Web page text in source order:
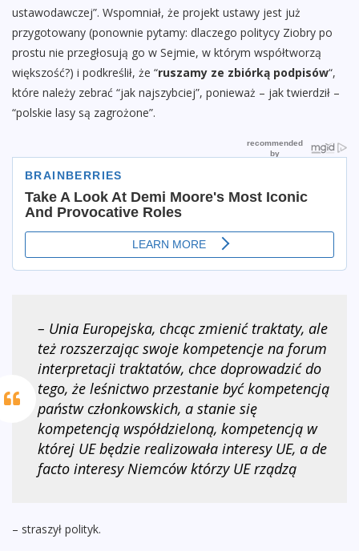
ustawodawczej”. Wspomniał, że projekt ustawy jest już
przygotowany (ponownie pytamy: dlaczego politycy Ziobry po
prostu nie przegłosują go w Sejmie, w którym współtworzą
większość?) i podkreślił, że “ruszamy ze zbiórką podpisów“,
które należy zebrać “jak najszybciej”, ponieważ – jak twierdził –
“polskie lasy są zagrożone”.
– Unia Europejska, chcąc zmienić traktaty, ale
też rozszerzając swoje kompetencje na forum
interpretacji traktatów, chce doprowadzić do
tego, że leśnictwo przestanie być kompetencją
państw członkowskich, a stanie się
kompetencją współdzieloną, kompetencją w
której UE będzie realizowała interesy UE, a de
facto interesy Niemców którzy UE rządzą
– straszył polityk.